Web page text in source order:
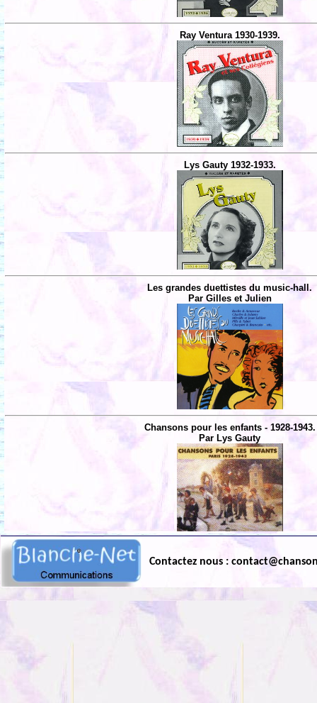
Ray Ventura 1930-1939.
Lys Gauty 1932-1933.
Les grandes duettistes du music-hall.
Par Gilles et Julien
Chansons pour les enfants - 1928-1943.
Par Lys Gauty
Contactez nous :